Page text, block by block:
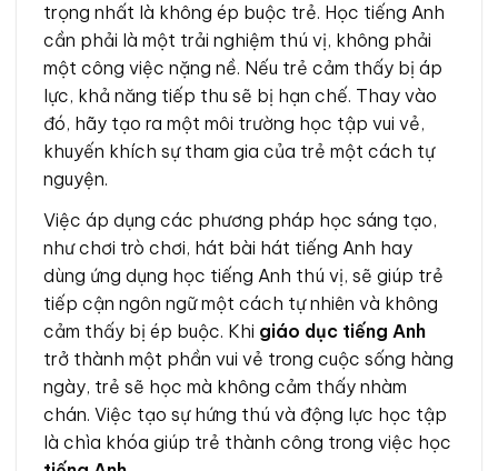
trọng nhất là không ép buộc trẻ. Học tiếng Anh
cần phải là một trải nghiệm thú vị, không phải
một công việc nặng nề. Nếu trẻ cảm thấy bị áp
lực, khả năng tiếp thu sẽ bị hạn chế. Thay vào
đó, hãy tạo ra một môi trường học tập vui vẻ,
khuyến khích sự tham gia của trẻ một cách tự
nguyện.
Việc áp dụng các phương pháp học sáng tạo,
như chơi trò chơi, hát bài hát tiếng Anh hay
dùng ứng dụng học tiếng Anh thú vị, sẽ giúp trẻ
tiếp cận ngôn ngữ một cách tự nhiên và không
cảm thấy bị ép buộc. Khi giáo dục tiếng Anh
trở thành một phần vui vẻ trong cuộc sống hàng
ngày, trẻ sẽ học mà không cảm thấy nhàm
chán. Việc tạo sự hứng thú và động lực học tập
là chìa khóa giúp trẻ thành công trong việc học